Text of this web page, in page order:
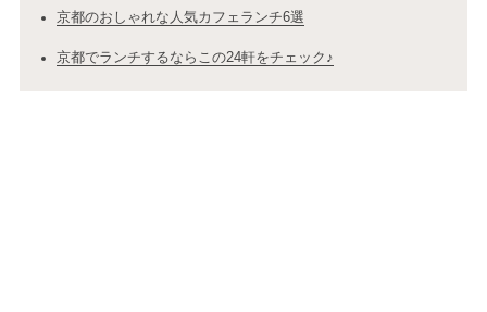
京都のおしゃれな人気カフェランチ6選
京都でランチするならこの24軒をチェック♪